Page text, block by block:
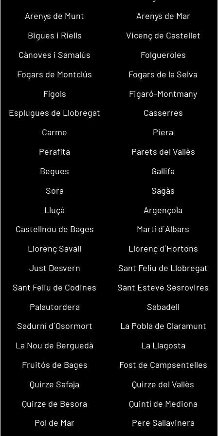
Arenys de Munt
Arenys de Mar
Bigues i Riells
Vicenç de Castellet
Cànoves i Samalús
Folgueroles
Fogars de Montclús
Fogars de la Selva
Fígols
Figaró-Montmany
Esplugues de Llobregat
Casserres
Carme
Piera
Perafita
Parets del Vallès
Begues
Gallifa
Sora
Sagàs
Lluçà
Argençola
Castellnou de Bages
Martí d´Albars
Llorenç Savall
Llorenç d´Hortons
Just Desvern
Sant Feliu de Llobregat
Sant Feliu de Codines
Sant Esteve Sesrovires
Palautordera
Sabadell
Sadurní d´Osormort
La Pobla de Claramunt
La Nou de Berguedà
La Llagosta
Fruitós de Bages
Fost de Campsentelles
Quirze Safaja
Quirze del Vallès
Quirze de Besora
Quintí de Mediona
Pol de Mar
Pere Sallavinera